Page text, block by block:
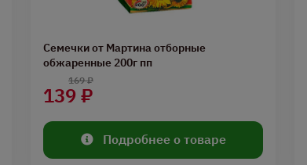
Семечки от Мартина отборные
обжаренные 200г пп
139 ₽
169 ₽
Подробнее о товаре